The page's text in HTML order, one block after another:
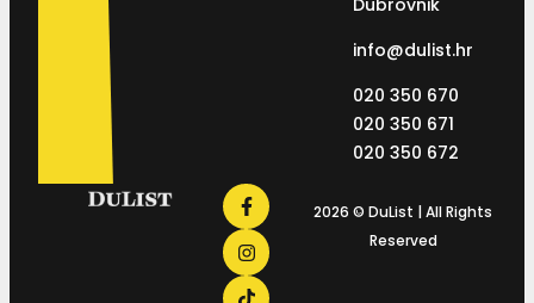
info@dulist.hr
020 350 670
020 350 671
020 350 672
2026 © DuList | All Rights
Reserved